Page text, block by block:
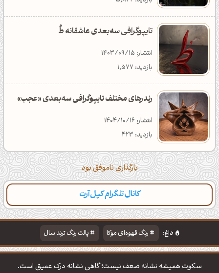
تایپوگرافی سه‌بعدی عاشقانه طُ
انتشار: 1403/09/15
بازدید: 1,577
رندرهای مختلف تایپوگرافی سه‌بعدی «عجب»
انتشار: 1404/10/16
بازدید: 423
بارگذاری ناموفق بود
کانال تلگرام کپل‌آرت
دسته‌بندی مطالب تازه تایپوگرافی پالت‌ها
داغ: رنگ قهوه‌ای موکا
پالت رنگ ترند سال
دانلود والپیپر مذهبی
تایپوگرافی شعر مولانا
سکوت همیشه نشانه ضعف نیست؛ گاهی نشانه درک عمیق است.